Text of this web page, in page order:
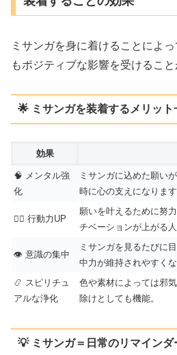
ミサンガを身に着けることによ
もポジティブな影響を受けること
🌟 ミサンガを装着するメリット
効果
🧠 メンタル強
化
ミサンガに込めた願い
時に心の支えになります
🏃‍♂️ 行動力UP
願いを叶えるために努
チベーションが上がる人
👁 意識の集中
ミサンガを見るたびに
中力が維持されやすくな
📿 スピリチュ
アルな浄化
色や素材によっては邪
除けとしても機能。
💡 ミサンガ＝日常のリマインダ